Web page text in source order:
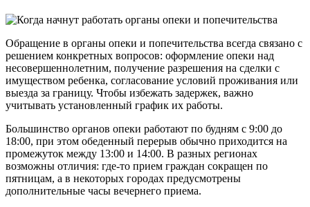
Обращение в органы опеки и попечительства всегда связано с
решением конкретных вопросов: оформление опеки над
несовершеннолетним, получение разрешения на сделки с
имуществом ребенка, согласование условий проживания или
выезда за границу. Чтобы избежать задержек, важно
учитывать установленный график их работы.
Большинство органов опеки работают по будням с 9:00 до
18:00, при этом обеденный перерыв обычно приходится на
промежуток между 13:00 и 14:00. В разных регионах
возможны отличия: где-то прием граждан сокращен по
пятницам, а в некоторых городах предусмотрены
дополнительные часы вечернего приема.